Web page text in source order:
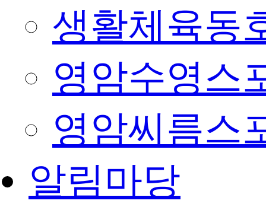
생활체육동
영암수영스
영암씨름스
알림마당